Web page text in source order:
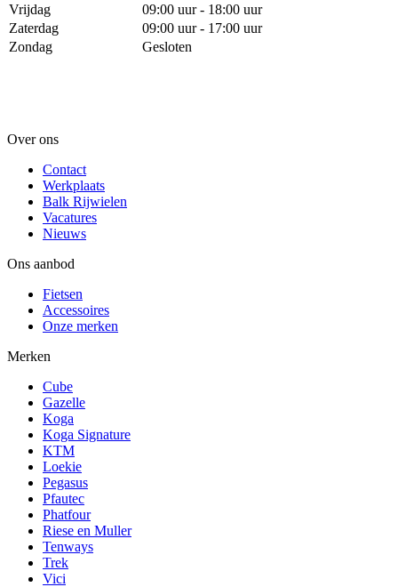
Vrijdag
09:00 uur - 18:00 uur
Zaterdag
09:00 uur - 17:00 uur
Zondag
Gesloten
Over ons
Contact
Werkplaats
Balk Rijwielen
Vacatures
Nieuws
Ons aanbod
Fietsen
Accessoires
Onze merken
Merken
Cube
Gazelle
Koga
Koga Signature
KTM
Loekie
Pegasus
Pfautec
Phatfour
Riese en Muller
Tenways
Trek
Vici